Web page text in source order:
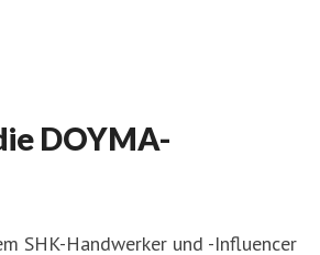
DOYMA-
SHK-Handwerker und -Influencer